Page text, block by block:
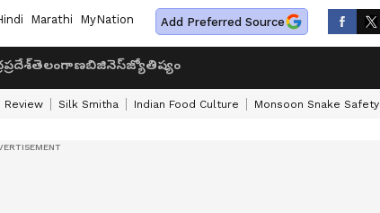
Marathi MyNation Add Preferred Source
తెలంగాణబిజినెస్జ్యోతిష్యం
Review Silk Smitha Indian Food Culture Monsoon Snake Safety